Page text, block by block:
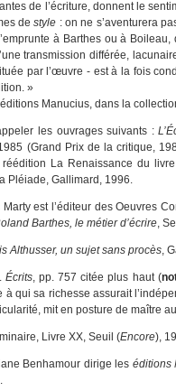
de l’écriture, donnent le
destyle : on ne s’aventurera
à Barthes ou à
transmission différée,
par l’œuvre - est à la fois
»
Manucius, dans la
les ouvrages suivants :
(Grand Prix de la critique,
La Renaissance du
la Pléiade, Gallimard, 1996.
Marty est l’éditeur des Oeuvres
Barthes, le métier d’écrire ,
Althusser, un sujet sans procès ,
Écrits, pp. 757 citée plus haut (
à qui sa richesse assurait
mit en posture de maître
Livre XX, Seuil (Encore),
Benhamour dirige les éditions